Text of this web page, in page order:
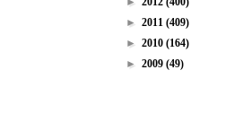
► 2011 (409)
► 2010 (164)
► 2009 (49)